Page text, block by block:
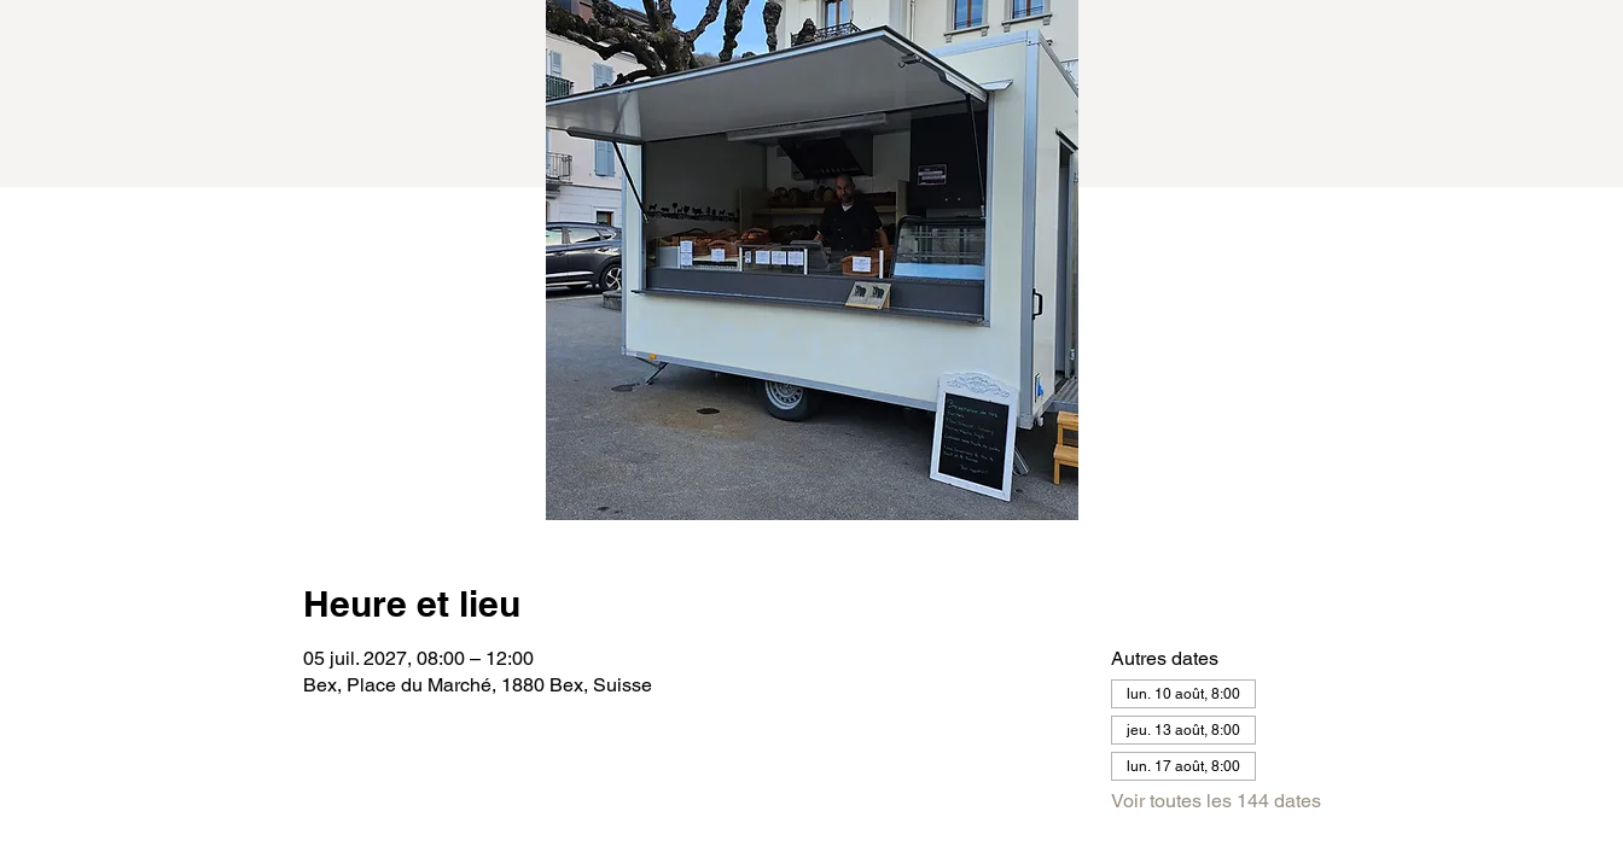
Heure et lieu
05 juil. 2027, 08:00 – 12:00
Bex, Place du Marché, 1880 Bex, Suisse
Autres dates
lun. 10 août, 8:00
jeu. 13 août, 8:00
lun. 17 août, 8:00
Voir toutes les 144 dates